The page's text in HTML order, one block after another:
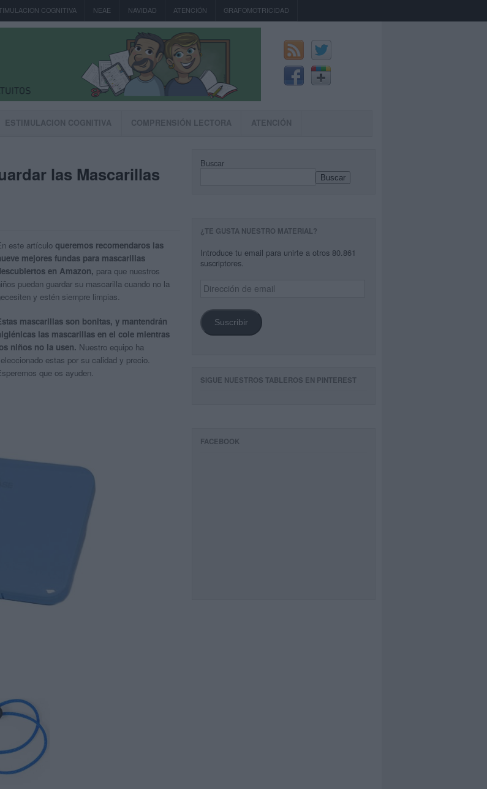
COGNITIVA NEAE NAVIDAD ATENCIÓN GRAFOMOTRICIDAD
ESTIMULACION COGNITIVA COMPRENSIÓN LECTORA ATENCIÓN
las Mascarillas
este artículo queremos recomendaros las
mejores fundas para mascarillas
en Amazon, para que nuestros
puedan guardar su mascarilla cuando no la
y estén siempre limpias.
mascarillas son bonitas, y mantendrán
las mascarillas en el cole mientras
niños no la usen. Nuestro equipo ha
estas por su calidad y precio.
que os ayuden.
Buscar
Buscar
¿TE GUSTA NUESTRO MATERIAL?
Introduce tu email para unirte a otros 80.861
suscriptores.
Dirección
de
Suscribir
SIGUE NUESTROS TABLEROS EN PINTEREST
FACEBOOK